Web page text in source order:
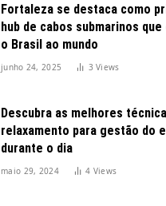
Fortaleza se destaca como
hub de cabos submarinos
o Brasil ao mundo
junho 24, 2025 3Views
Descubra as melhores
relaxamento para gestão do
durante o dia
maio 29, 2024 4 Views